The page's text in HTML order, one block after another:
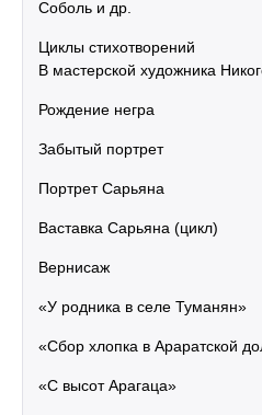
Соболь и др.
Циклы стихотворений
В мастерской художника
Рождение негра
Забытый портрет
Портрет Сарьяна
Ваставка Сарьяна (цикл)
Вернисаж
«У родника в селе Туманян»
«Сбор хлопка в Араратской
«С высот Арагаца»